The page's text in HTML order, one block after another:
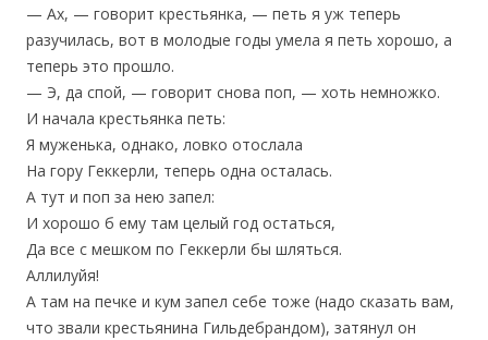
— Ах, — говорит крестьянка, — петь я уж теперь
разучилась, вот в молодые годы умела я петь хорошо, а
теперь это прошло.
— Э, да спой, — говорит снова поп, — хоть немножко.
И начала крестьянка петь:
Я муженька, однако, ловко отослала
На гору Геккерли, теперь одна осталась.
А тут и поп за нею запел:
И хорошо б ему там целый год остаться,
Да все с мешком по Геккерли бы шляться.
Аллилуйя!
А там на печке и кум запел себе тоже (надо сказать вам,
что звали крестьянина Гильдебрандом), затянул он